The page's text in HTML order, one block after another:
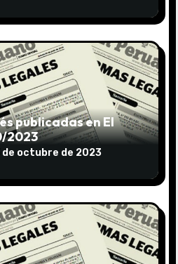
publicadas en El
2023
de octubre de 2023